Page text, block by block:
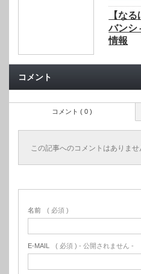
【な
バンシ
情報
コメント
コメント ( 0 )
この記事へのコメントはありませ
名前 ( 必須 )
E-MAIL ( 必須 ) - 公開されません -